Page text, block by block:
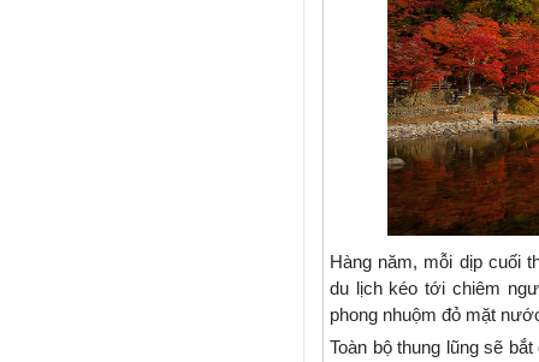
Hàng năm, mỗi dịp cuối
du lịch kéo tới chiêm
phong nhuộm đỏ mặt
Toàn bộ thung lũng sẽ